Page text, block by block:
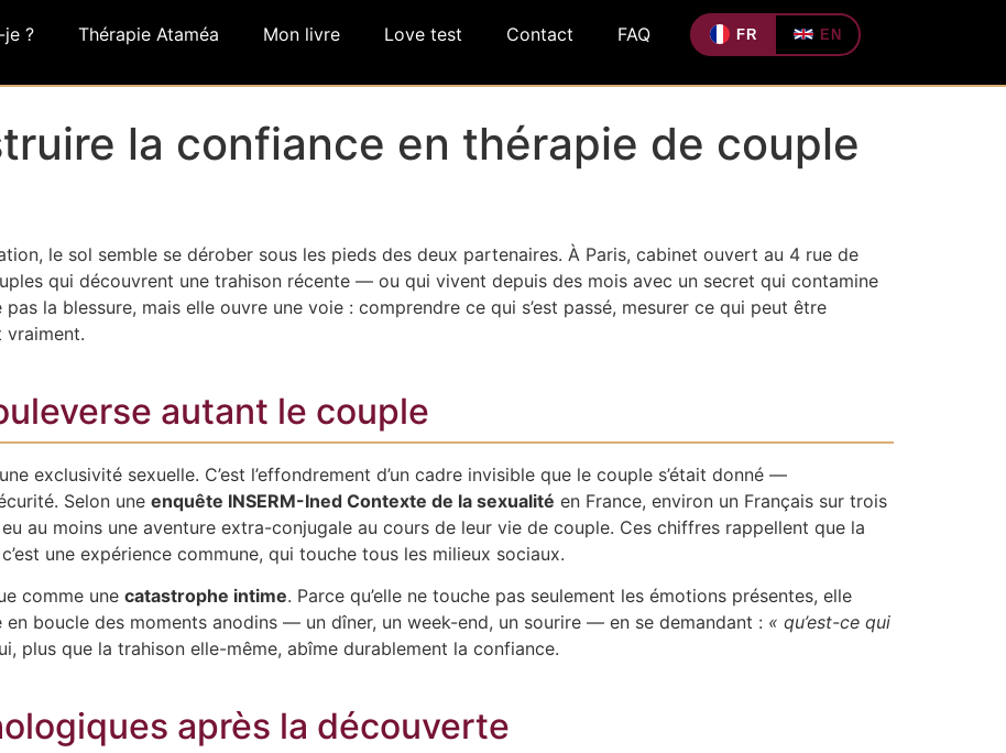
je ? Thérapie Ataméa Mon livre Love test Contact FAQ FR EN
la confiance en thérapie de couple
le sol semble se dérober sous les pieds des deux partenaires. À Paris, cabinet ouvert au 4 rue de
qui découvrent une trahison récente — ou qui vivent depuis des mois avec un secret qui contamine
pas la blessure, mais elle ouvre une voie : comprendre ce qui s’est passé, mesurer ce qui peut être
vraiment.
autant le couple
exclusivité sexuelle. C’est l’effondrement d’un cadre invisible que le couple s’était donné —
Selon une enquête INSERM-Ined Contexte de la sexualité en France, environ un Français sur trois
au moins une aventure extra-conjugale au cours de leur vie de couple. Ces chiffres rappellent que la
une expérience commune, qui touche tous les milieux sociaux.
comme une catastrophe intime. Parce qu’elle ne touche pas seulement les émotions présentes, elle
boucle des moments anodins — un dîner, un week-end, un sourire — en se demandant : « qu’est-ce qui
plus que la trahison elle-même, abîme durablement la confiance.
après la découverte